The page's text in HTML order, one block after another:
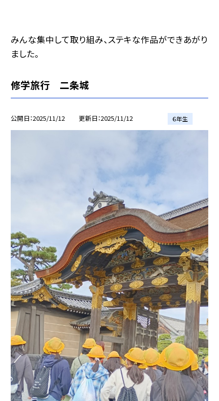
みんな集中して取り組み、ステキな作品ができあがり
ました。
修学旅行 二条城
公開日 2025/11/12 更新日 2025/11/12 ６年生